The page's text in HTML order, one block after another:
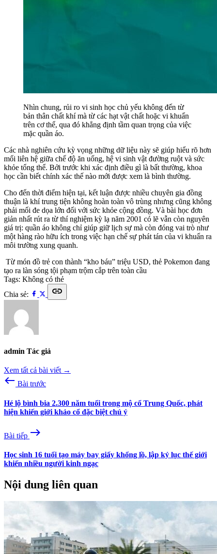
Nhìn chung, rủi ro vi sinh học chủ yếu không đến từ
bản thân chất khí mà từ các hạt vật chất hoặc vi khuẩn
trên cơ thể, qua đó khẳng định tầm quan trọng của việc
mặc quần áo.
Các nhà nghiên cứu kỳ vọng những dữ liệu này sẽ giúp hiểu rõ hơn
mối liên hệ giữa chế độ ăn uống, hệ vi sinh vật đường ruột và sức
khỏe tổng thể. Bởi trước khi xác định điều gì là bất thường, khoa
học cần biết chính xác thế nào mới được xem là bình thường.
Cho đến thời điểm hiện tại, kết luận được nhiều chuyên gia đồng
thuận là khí trung tiện không hoàn toàn vô trùng nhưng cũng không
phải mối đe dọa lớn đối với sức khỏe cộng đồng. Và bài học đơn
giản nhất rút ra từ thí nghiệm kỳ lạ năm 2001 có lẽ vẫn còn nguyên
giá trị: quần áo không chỉ giúp giữ lịch sự mà còn đóng vai trò như
một hàng rào hữu ích trong việc hạn chế sự phát tán của vi khuẩn ra
môi trường xung quanh.
Từ món đồ trẻ con thành “kho báu” triệu USD, thẻ Pokemon đang
tạo ra làn sóng tội phạm trộm cắp trên toàn cầu
Tags: Không có thẻ
Chia sẻ:
link
admin Tác giả
Xem tất cả bài viết →
west Bài trước
Hé lộ bình bia 2.300 năm tuổi trong mộ cổ Trung Quốc, phát
hiện khiến giới khảo cổ đặc biệt chú ý
Bài tiếp east
Học sinh 16 tuổi tạo máy bay giấy khổng lồ, lập kỷ lục thế giới
khiến nhiều người kinh ngạc
Nội dung liên quan